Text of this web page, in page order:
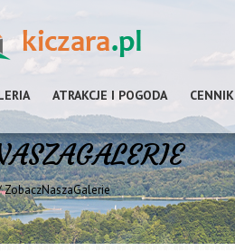
ATRAKCJE I POGODA CENNIK
ZobaczNaszaGalerie